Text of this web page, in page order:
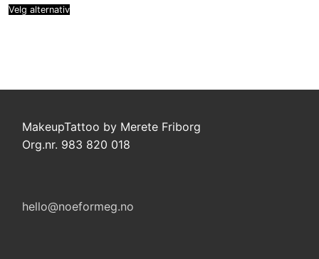
Velg alternativ
MakeupTattoo by Merete Friborg
Org.nr. 983 820 018
hello@noeformeg.no